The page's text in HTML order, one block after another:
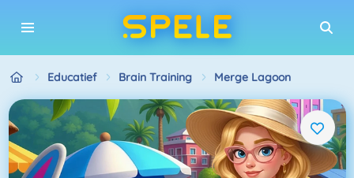
Educatief Brain Training Merge Lagoon